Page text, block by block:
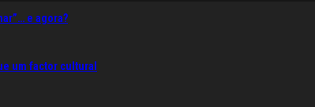
e agora?
um factor cultural